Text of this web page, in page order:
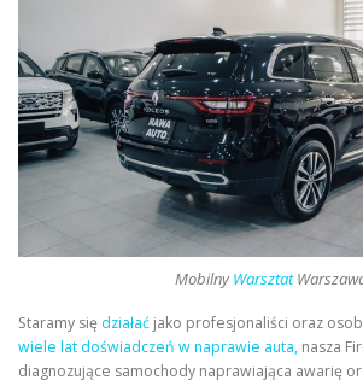
MobilnyWarsztat
Staramy się działać jako profesjonaliści oraz
wiele lat doświadczeń w naprawie auta, nasza
diagnozujące samochody naprawiająca awarię